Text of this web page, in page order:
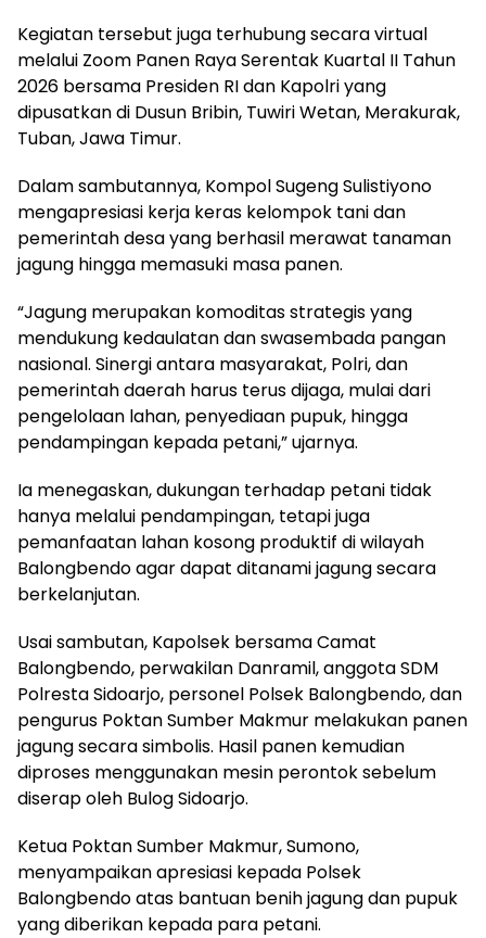
Kegiatan tersebut juga terhubung secara virtual
melalui Zoom Panen Raya Serentak Kuartal II Tahun
2026 bersama Presiden RI dan Kapolri yang
dipusatkan di Dusun Bribin, Tuwiri Wetan, Merakurak,
Tuban, Jawa Timur.
Dalam sambutannya, Kompol Sugeng Sulistiyono
mengapresiasi kerja keras kelompok tani dan
pemerintah desa yang berhasil merawat tanaman
jagung hingga memasuki masa panen.
“Jagung merupakan komoditas strategis yang
mendukung kedaulatan dan swasembada pangan
nasional. Sinergi antara masyarakat, Polri, dan
pemerintah daerah harus terus dijaga, mulai dari
pengelolaan lahan, penyediaan pupuk, hingga
pendampingan kepada petani,” ujarnya.
Ia menegaskan, dukungan terhadap petani tidak
hanya melalui pendampingan, tetapi juga
pemanfaatan lahan kosong produktif di wilayah
Balongbendo agar dapat ditanami jagung secara
berkelanjutan.
Usai sambutan, Kapolsek bersama Camat
Balongbendo, perwakilan Danramil, anggota SDM
Polresta Sidoarjo, personel Polsek Balongbendo, dan
pengurus Poktan Sumber Makmur melakukan panen
jagung secara simbolis. Hasil panen kemudian
diproses menggunakan mesin perontok sebelum
diserap oleh Bulog Sidoarjo.
Ketua Poktan Sumber Makmur, Sumono,
menyampaikan apresiasi kepada Polsek
Balongbendo atas bantuan benih jagung dan pupuk
yang diberikan kepada para petani.